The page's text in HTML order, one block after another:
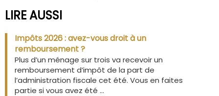
LIRE AUSSI
Impôts 2026 : avez-vous droit à un
remboursement ?
Plus d’un ménage sur trois va recevoir un
remboursement d’impôt de la part de
l’administration fiscale cet été. Vous en faites
partie si vous avez été ...